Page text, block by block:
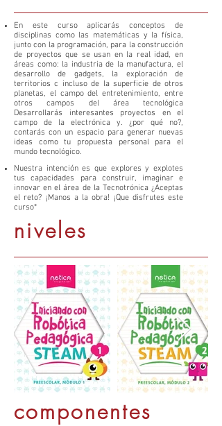
En este curso aplicarás conceptos de
disciplinas como las matemáticas y la física,
junto con la programación, para la construcción
de proyectos que se usan en la real idad, en
áreas como: la indus­tria de la manufactura, el
desarrollo de gadgets, la exploración de
territorios c incluso de la su­perficie de otros
planetas, el campo del entrete­nimiento, entre
otros campos del área tecnológica
Desarrollarás interesantes proyectos en el
campo de la electrónica y. ¿por qué no?,
contarás con un espacio para generar nuevas
ideas como tu pro­puesta personal para el
mundo tecnológico.
Nuestra intención es que explores y explotes
tus capacidades para construir, imaginar e
innovar en el área de la Tecnotrónica ¿Aceptas
el reto? ¡Manos a la obra! ¡Que disfrutes este
curso*
niveles
componentes